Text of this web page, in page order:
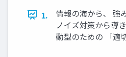
1.
情報の海から、 強
ノイズ対策から導
動型のための 「適